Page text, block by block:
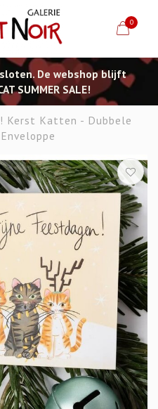
0
De webshop blijft
SUMMER SALE!
Kerst Katten - Dubbele